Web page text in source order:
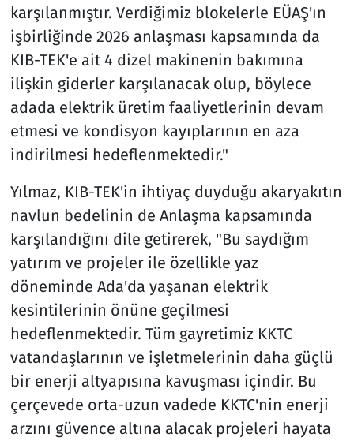
karşılanmıştır. Verdiğimiz blokelerle EÜAŞ'ın
işbirliğinde 2026 anlaşması kapsamında da
KIB-TEK'e ait 4 dizel makinenin bakımına
ilişkin giderler karşılanacak olup, böylece
adada elektrik üretim faaliyetlerinin devam
etmesi ve kondisyon kayıplarının en aza
indirilmesi hedeflenmektedir."
Yılmaz, KIB-TEK'in ihtiyaç duyduğu akaryakıtın
navlun bedelinin de Anlaşma kapsamında
karşılandığını dile getirerek, "Bu saydığım
yatırım ve projeler ile özellikle yaz
döneminde Ada'da yaşanan elektrik
kesintilerinin önüne geçilmesi
hedeflenmektedir. Tüm gayretimiz KKTC
vatandaşlarının ve işletmelerinin daha güçlü
bir enerji altyapısına kavuşması içindir. Bu
çerçevede orta-uzun vadede KKTC'nin enerji
arzını güvence altına alacak projeleri hayata